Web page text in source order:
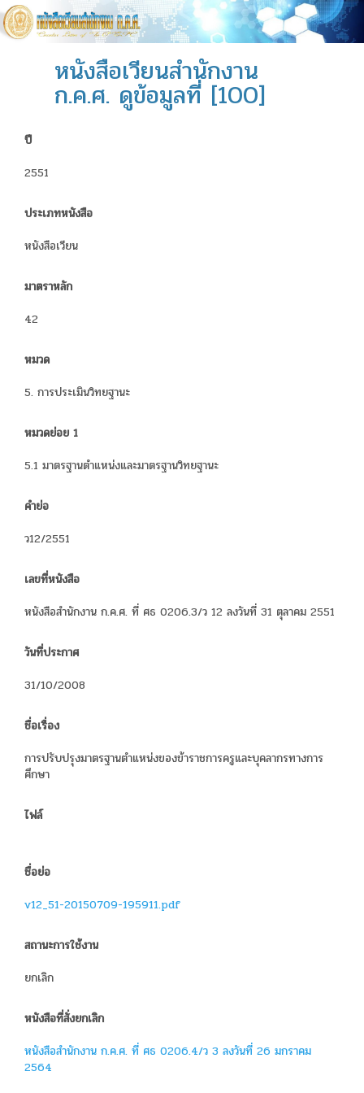
หนังสือเวียนสำนักงาน
ก.ค.ศ. ดูข้อมูลที่ [100]
ปี
2551
ประเภทหนังสือ
หนังสือเวียน
มาตราหลัก
42
หมวด
5. การประเมินวิทยฐานะ
หมวดย่อย 1
5.1 มาตรฐานตำแหน่งและมาตรฐานวิทยฐานะ
คำย่อ
ว12/2551
เลขที่หนังสือ
หนังสือสำนักงาน ก.ค.ศ. ที่ ศธ 0206.3/ว 12 ลงวันที่ 31 ตุลาคม 2551
วันที่ประกาศ
31/10/2008
ชื่อเรื่อง
การปรับปรุงมาตรฐานตำแหน่งของข้าราชการครูและบุคลากรทางการ
ศึกษา
ไฟล์
ชื่อย่อ
v12_51-20150709-195911.pdf
สถานะการใช้งาน
ยกเลิก
หนังสือที่สั่งยกเลิก
หนังสือสำนักงาน ก.ค.ศ. ที่ ศธ 0206.4/ว 3 ลงวันที่ 26 มกราคม
2564